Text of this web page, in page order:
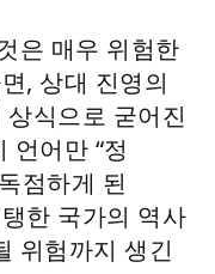
은 매우 위험한
, 상대 진영의
식으로 굳어진
언어만 “정
점하게 된
한 국가의 역사
위험까지 생긴